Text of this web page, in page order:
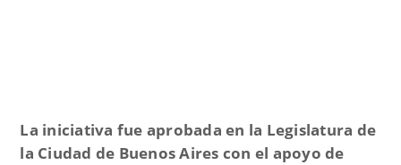
La iniciativa fue aprobada en la Legislatura de
la Ciudad de Buenos Aires con el apoyo de